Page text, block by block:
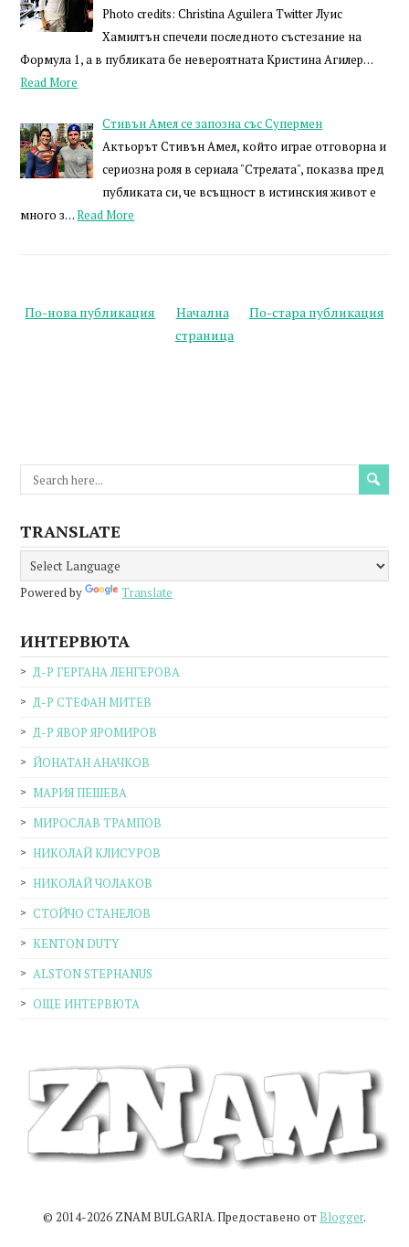
Photo credits: Christina Aguilera Twitter Луис
Хамилтън спечели последното състезание на
Формула 1, а в публиката бе невероятната Кристина Агилер…
Read More
Стивън Амел се запозна със Супермен
Актьорът Стивън Амел, който играе отговорна и
сериозна роля в сериала "Стрелата", показва пред
публиката си, че всъщност в истинския живот е
много з…Read More
По-нова публикация По-стара публикация
Начална
страница
TRANSLATE
Powered by Translate
ИНТЕРВЮТА
Д-Р ГЕРГАНА ЛЕНГЕРОВА
Д-Р СТЕФАН МИТЕВ
Д-Р ЯВОР ЯРОМИРОВ
ЙОНАТАН АНАЧКОВ
МАРИЯ ПЕШЕВА
МИРОСЛАВ ТРАМПОВ
НИКОЛАЙ КЛИСУРОВ
НИКОЛАЙ ЧОЛАКОВ
СТОЙЧО СТАНЕЛОВ
KENTON DUTY
ALSTON STEPHANUS
ОЩЕ ИНТЕРВЮТА
© 2014-2026 ZNAM BULGARIA. Предоставено от Blogger.